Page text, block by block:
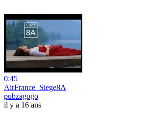
0:45
AirFrance_Siege8A
pubzagogo
il y a 16 ans